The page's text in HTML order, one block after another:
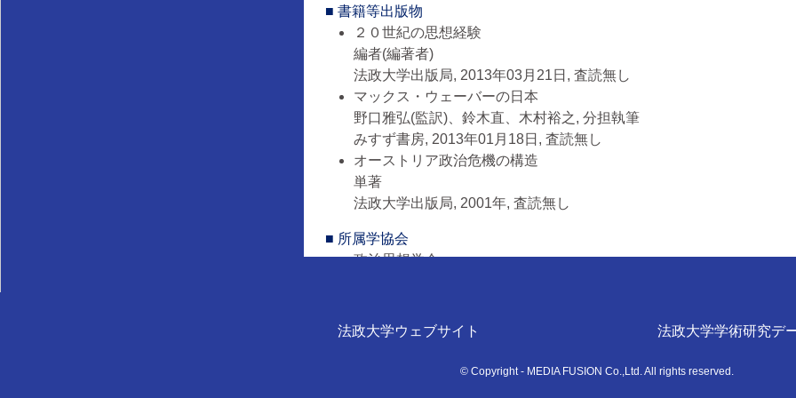
■ 書籍等出版物
２０世紀の思想経験
編者(編著者)
法政大学出版局, 2013年03月21日, 査読無し
マックス・ウェーバーの日本
野口雅弘(監訳)、鈴木直、木村裕之, 分担執筆
みすず書房, 2013年01月18日, 査読無し
オーストリア政治危機の構造
単著
法政大学出版局, 2001年, 査読無し
■ 所属学協会
政治思想学会
法政大学ウェブサイト 法政大学学術研究デ
© Copyright - MEDIA FUSION Co.,Ltd. All rights reserved.